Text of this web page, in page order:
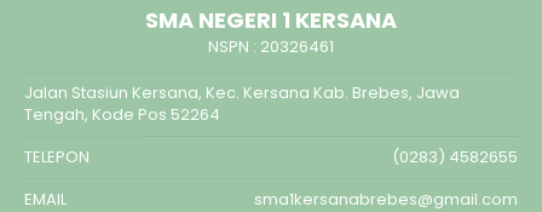
SMA NEGERI 1 KERSANA
NSPN : 20326461
Jalan Stasiun Kersana, Kec. Kersana Kab. Brebes, Jawa
Tengah, Kode Pos 52264
TELEPON
(0283) 4582655
EMAIL
sma1kersanabrebes@gmail.com